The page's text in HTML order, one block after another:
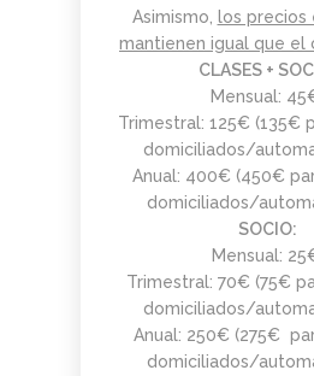
Asimismo,
los precios
mantienen igual que el
CLASES +
Mensual:
Trimestral: 125€ (135€
domiciliados/
Anual: 400€ (450€
domiciliados/
SOCIO:
Mensual:
Trimestral: 70€ (75€
domiciliados/
Anual: 250€ (275€
domiciliados/